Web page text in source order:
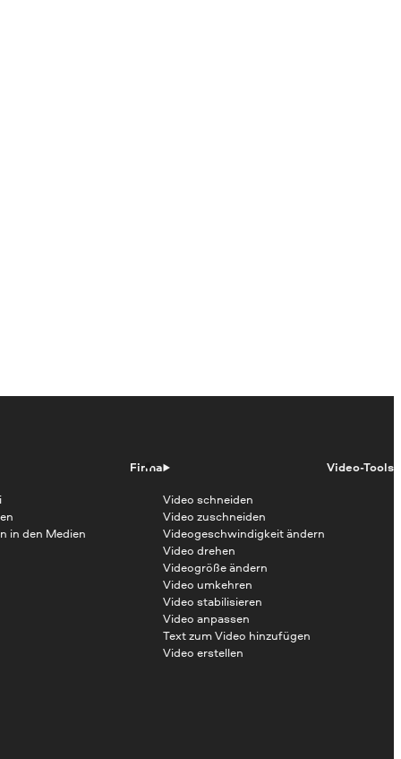
Firma
in den Medien
Video-Tools
Video schneiden
Video zuschneiden
Videogeschwindigkeit ändern
Video drehen
Videogröße ändern
Video umkehren
Video stabilisieren
Video anpassen
Text zum Video hinzufügen
Video erstellen